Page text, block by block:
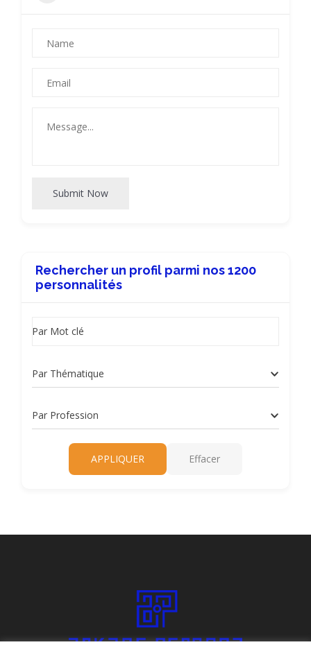
Submit Now
Rechercher un profil parmi nos 1200
personnalités
Par Mot clé
Par Thématique
Par Profession
APPLIQUER Effacer